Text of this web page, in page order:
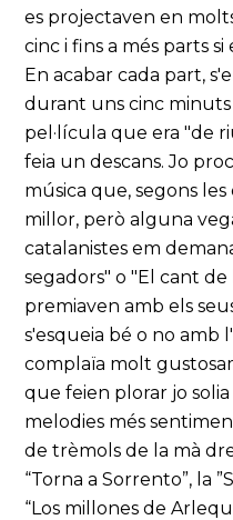
es projectaven en
cinc i fins a més parts
En acabar cada part,
durant uns cinc
pel·lícula que era "de
feia un descans. Jo
música que, segons les
millor, però alguna
catalanistes em
segadors" o "El cant
premiaven amb els
s'esqueia bé o no amb
complaïa molt
que feien plorar jo
melodies més
de trèmols de la mà
“Torna a Sorrento”, la
“Los millones de